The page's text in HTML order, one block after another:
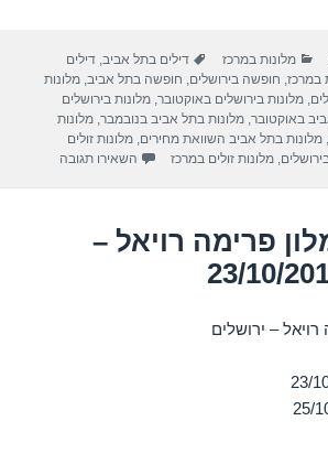
s
A
p
gr
a
m
e
קטגוריות
מלונות במרכז תגיות
דילים בתל אביב ,דילים
במרכז חופשה בירושלים חופשה בתל אביב ,מלונות
,מלונות בירושלים באוקטובר ,מלונות בירושלים
באוקטובר ,מלונות בתל אביב בנובמבר ,מלונות
,מלונות בתל אביב השוואת מחירים ,מלונות זולים
,מלונות זולים במרכז השאירו תגובה
פרימה רויאל –
– ירושלים